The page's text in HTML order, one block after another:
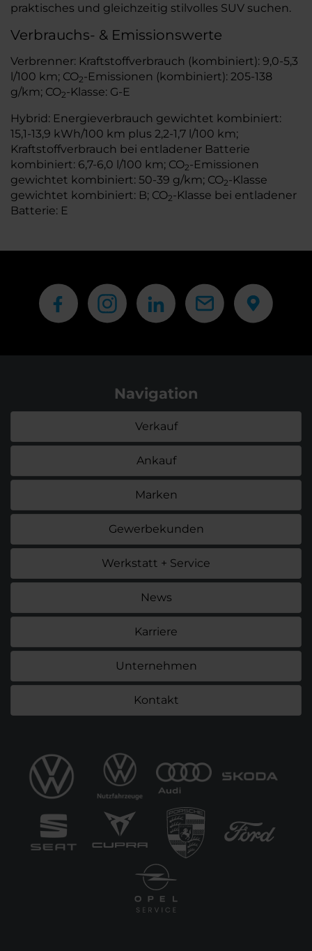
praktisches und gleichzeitig stilvolles SUV suchen.
Verbrauchs- & Emissionswerte
Verbrenner: Kraftstoffverbrauch (kombiniert): 9,0-5,3
l/100 km; CO2-Emissionen (kombiniert): 205-138
g/km; CO2-Klasse: G-E
Hybrid: Energieverbrauch gewichtet kombiniert:
15,1-13,9 kWh/100 km plus 2,2-1,7 l/100 km;
Kraftstoffverbrauch bei entladener Batterie
kombiniert: 6,7-6,0 l/100 km; CO2-Emissionen
gewichtet kombiniert: 50-39 g/km; CO2-Klasse
gewichtet kombiniert: B; CO2-Klasse bei entladener
Batterie: E
Navigation
Verkauf
Ankauf
Marken
Gewerbekunden
Werkstatt + Service
News
Karriere
Unternehmen
Kontakt